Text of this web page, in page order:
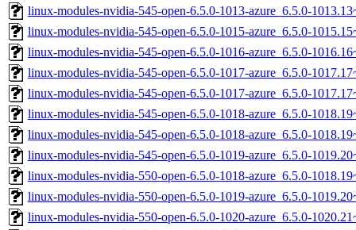
linux-modules-nvidia-545-open-6.5.0-1013-azure_6.5.0-
linux-modules-nvidia-545-open-6.5.0-1015-azure_6.5.0-
linux-modules-nvidia-545-open-6.5.0-1016-azure_6.5.0-
linux-modules-nvidia-545-open-6.5.0-1017-azure_6.5.0-
linux-modules-nvidia-545-open-6.5.0-1017-azure_6.5.0-
linux-modules-nvidia-545-open-6.5.0-1018-azure_6.5.0-
linux-modules-nvidia-545-open-6.5.0-1018-azure_6.5.0-
linux-modules-nvidia-545-open-6.5.0-1019-azure_6.5.0-
linux-modules-nvidia-550-open-6.5.0-1018-azure_6.5.0-
linux-modules-nvidia-550-open-6.5.0-1019-azure_6.5.0-
linux-modules-nvidia-550-open-6.5.0-1020-azure_6.5.0-